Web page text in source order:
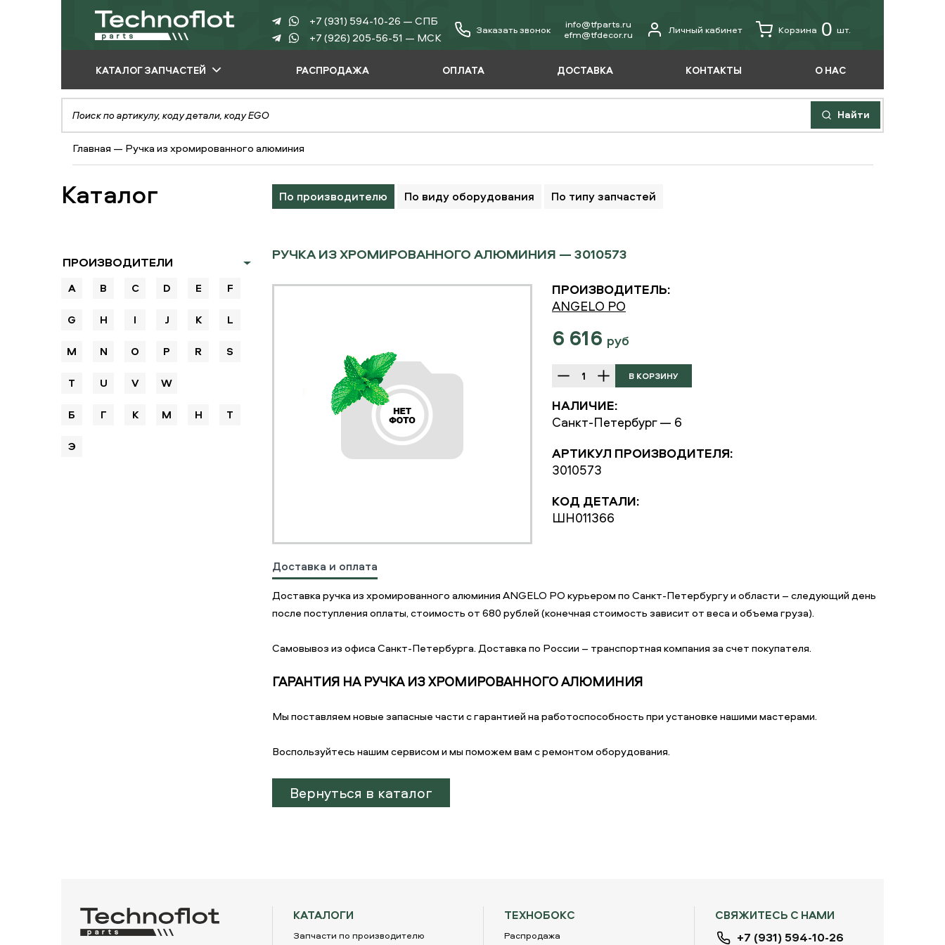
+7 (931) 594-10-26 — СПБ
+7 (926) 205-56-51 — МСК
Заказать звонок
info@tfparts.ru
еfm@tfdecor.ru
Личный кабинет Корзина 0 шт.
КАТАЛОГ ЗАПЧАСТЕЙ
ПО ПРОИЗВОДИТЕЛЮ
ПО ВИДУ
ОБОРУДОВАНИЯ
ПО ТИПУ ЗАПЧАСТЕЙ
РАСПРОДАЖА ОПЛАТА ДОСТАВКА КОНТАКТЫ О НАС
Найти
Главная — Ручка из хромированного алюминия
Каталог По производителю По виду оборудования По типу запчастей
ПРОИЗВОДИТЕЛИ
A B C D E F
G H I J K L
M N O P R S
T U V W
Б Г К М Н Т
Э
РУЧКА ИЗ ХРОМИРОВАННОГО АЛЮМИНИЯ — 3010573
ПРОИЗВОДИТЕЛЬ:
ANGELO PO
6 616 руб
НАЛИЧИЕ:
Санкт-Петербург — 6
АРТИКУЛ ПРОИЗВОДИТЕЛЯ:
3010573
КОД ДЕТАЛИ:
ШН011366
Доставка и оплата
Доставка ручка из хромированного алюминия ANGELO PO курьером по Санкт-Петербургу и области – следующий день
после поступления оплаты, стоимость от 680 рублей (конечная стоимость зависит от веса и объема груза).
Самовывоз из офиса Санкт-Петербурга. Доставка по России – транспортная компания за счет покупателя.
ГАРАНТИЯ НА РУЧКА ИЗ ХРОМИРОВАННОГО АЛЮМИНИЯ
Мы поставляем новые запасные части с гарантией на работоспособность при установке нашими мастерами.
Воспользуйтесь нашим сервисом и мы поможем вам с ремонтом оборудования.
Вернуться в каталог
СВЯЖИТЕСЬ С НАМИ
+7 (931) 594-10-26
ТЕХНОБОКС
Распродажа
КАТАЛОГИ
Запчасти по производителю